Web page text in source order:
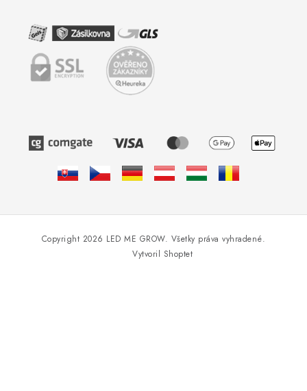
Vytvoril Shoptet
Copyright 2026 LED ME GROW. Všetky práva vyhradené.